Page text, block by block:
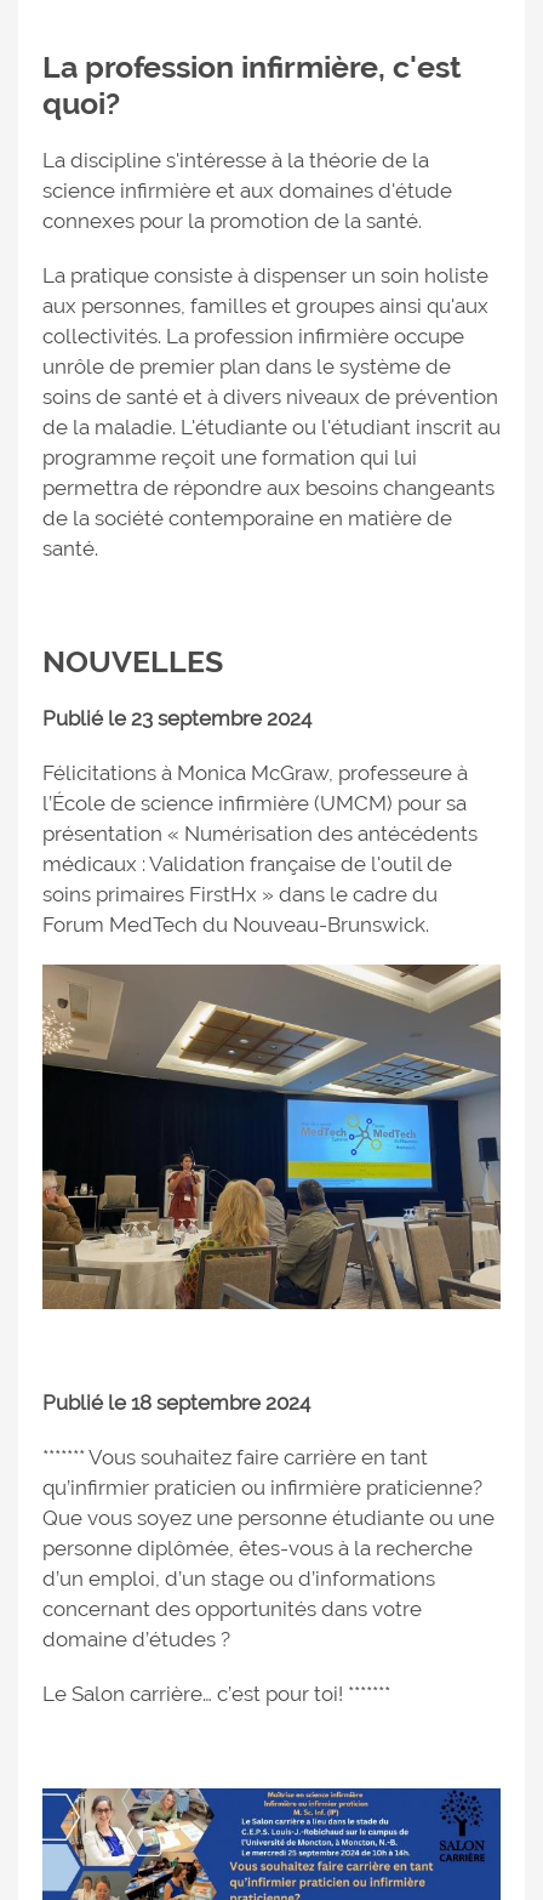
La profession infirmière, c'est
quoi?
La discipline s'intéresse à la théorie de la
science infirmière et aux domaines d'étude
connexes pour la promotion de la santé.
La pratique consiste à dispenser un soin holiste
aux personnes, familles et groupes ainsi qu'aux
collectivités. La profession infirmière occupe
unrôle de premier plan dans le système de
soins de santé et à divers niveaux de prévention
de la maladie. L'étudiante ou l'étudiant inscrit au
programme reçoit une formation qui lui
permettra de répondre aux besoins changeants
de la société contemporaine en matière de
santé.
NOUVELLES
Publié le 23 septembre 2024
Félicitations à Monica McGraw, professeure à
l’École de science infirmière (UMCM) pour sa
présentation « Numérisation des antécédents
médicaux : Validation française de l'outil de
soins primaires FirstHx » dans le cadre du
Forum MedTech du Nouveau-Brunswick.
Publié le 18 septembre 2024
******* Vous souhaitez faire carrière en tant
qu’infirmier praticien ou infirmière praticienne?
Que vous soyez une personne étudiante ou une
personne diplômée, êtes-vous à la recherche
d’un emploi, d’un stage ou d’informations
concernant des opportunités dans votre
domaine d’études ?
Le Salon carrière… c’est pour toi! *******